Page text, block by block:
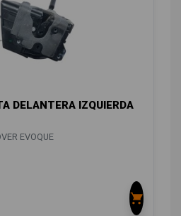
DELANTERA IZQUIERDA
EVOQUE